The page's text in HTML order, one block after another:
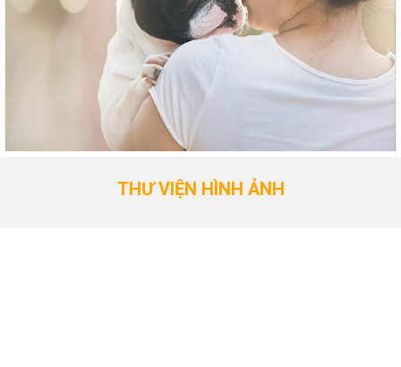
THƯ VIỆN HÌNH ẢNH